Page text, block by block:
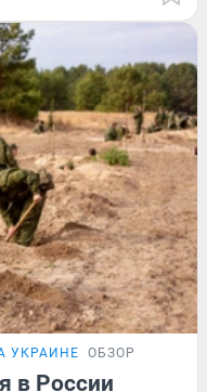
УКРАИНЕ ОБЗОР
в России